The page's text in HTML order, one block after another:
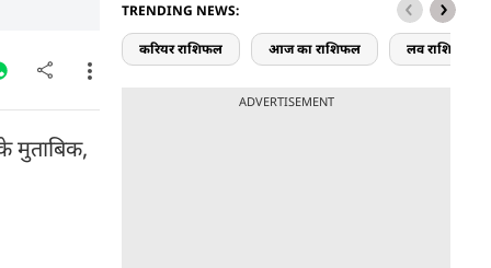
मुताबिक,
TRENDING NEWS:
करियर राशिफल आज का राशिफल लव राशिफल
ADVERTISEMENT